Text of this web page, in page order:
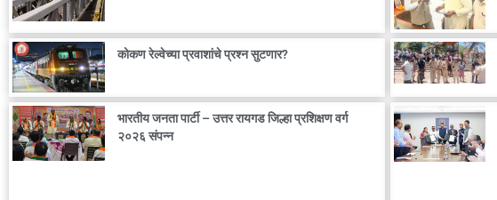
कोकण रेल्वेच्या प्रवाशांचे प्रश्न सुटणार?
भारतीय जनता पार्टी – उत्तर रायगड जिल्हा प्रशिक्षण वर्ग
२०२६ संपन्न